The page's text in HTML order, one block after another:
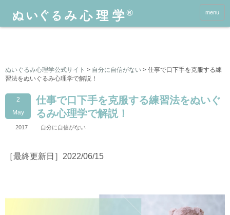
menu
ぬいぐるみ心理学公式サイト > 自分に自信がない > 仕事で口下手を克服する練
習法をぬいぐるみ心理学で解説！
2
May
仕事で口下手を克服する練習法をぬいぐ
るみ心理学で解説！
2017 自分に自信がない
［最終更新日］2022/06/15